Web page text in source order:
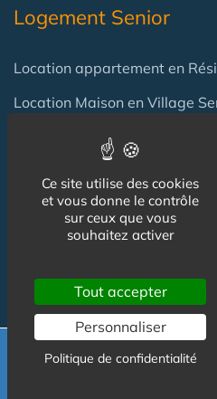
Logement Senior
Location appartement en
Location Maison en Village
Achat appartement en
Professionnels
Achat / Vente Résidence
Achat / Vente Terrain
Création Résidence
Besoin
Ce site utilise des cookies
et vous donne le contrôle
sur ceux que vous
souhaitez activer
Tout accepter
Personnaliser
Politique de confidentialité